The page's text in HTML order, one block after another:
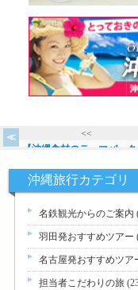
<<
【沖縄食材のテーマパーク
沖縄旅行カテゴリ
名鉄観光からのご案内
羽田発おすすめツアー
名古屋発おすすめツア
担当者こだわりの旅